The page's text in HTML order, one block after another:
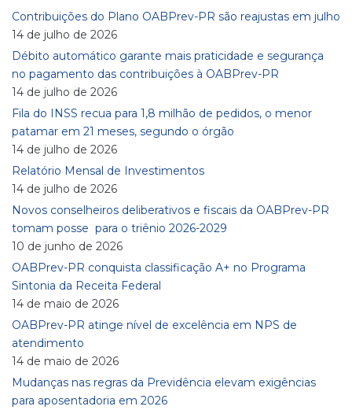
Contribuições do Plano OABPrev-PR são reajustas em julho
14 de julho de 2026
Débito automático garante mais praticidade e segurança
no pagamento das contribuições à OABPrev-PR
14 de julho de 2026
Fila do INSS recua para 1,8 milhão de pedidos, o menor
patamar em 21 meses, segundo o órgão
14 de julho de 2026
Relatório Mensal de Investimentos
14 de julho de 2026
Novos conselheiros deliberativos e fiscais da OABPrev-PR
tomam posse para o triênio 2026-2029
10 de junho de 2026
OABPrev-PR conquista classificação A+ no Programa
Sintonia da Receita Federal
14 de maio de 2026
OABPrev-PR atinge nível de excelência em NPS de
atendimento
14 de maio de 2026
Mudanças nas regras da Previdência elevam exigências
para aposentadoria em 2026